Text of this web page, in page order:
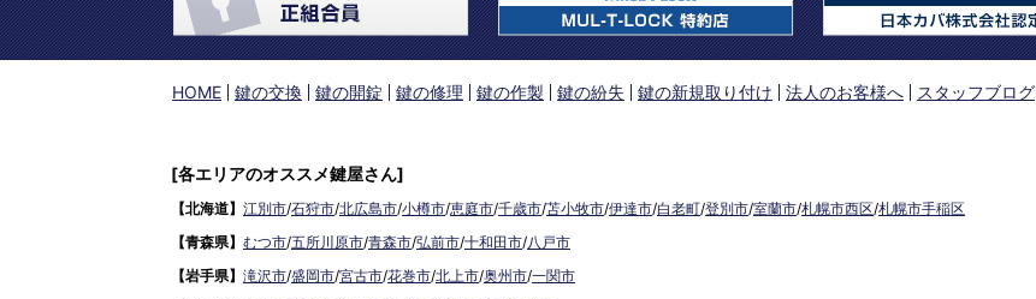
HOME 鍵の交換 鍵の開錠 鍵の修理 鍵の作製 鍵の紛失 鍵の新規取り付け 法人のお客様へ スタッフブログ
[各エリアのオススメ鍵屋さん]
【北海道】 江別市/石狩市/北広島市/小樽市/恵庭市/千歳市/苫小牧市/伊達市/白老町/登別市/室蘭市/札幌市西区/札幌市手稲区
【青森県】 むつ市/五所川原市/青森市/弘前市/十和田市/八戸市
【岩手県】 滝沢市/盛岡市/宮古市/花巻市/北上市/奥州市/一関市